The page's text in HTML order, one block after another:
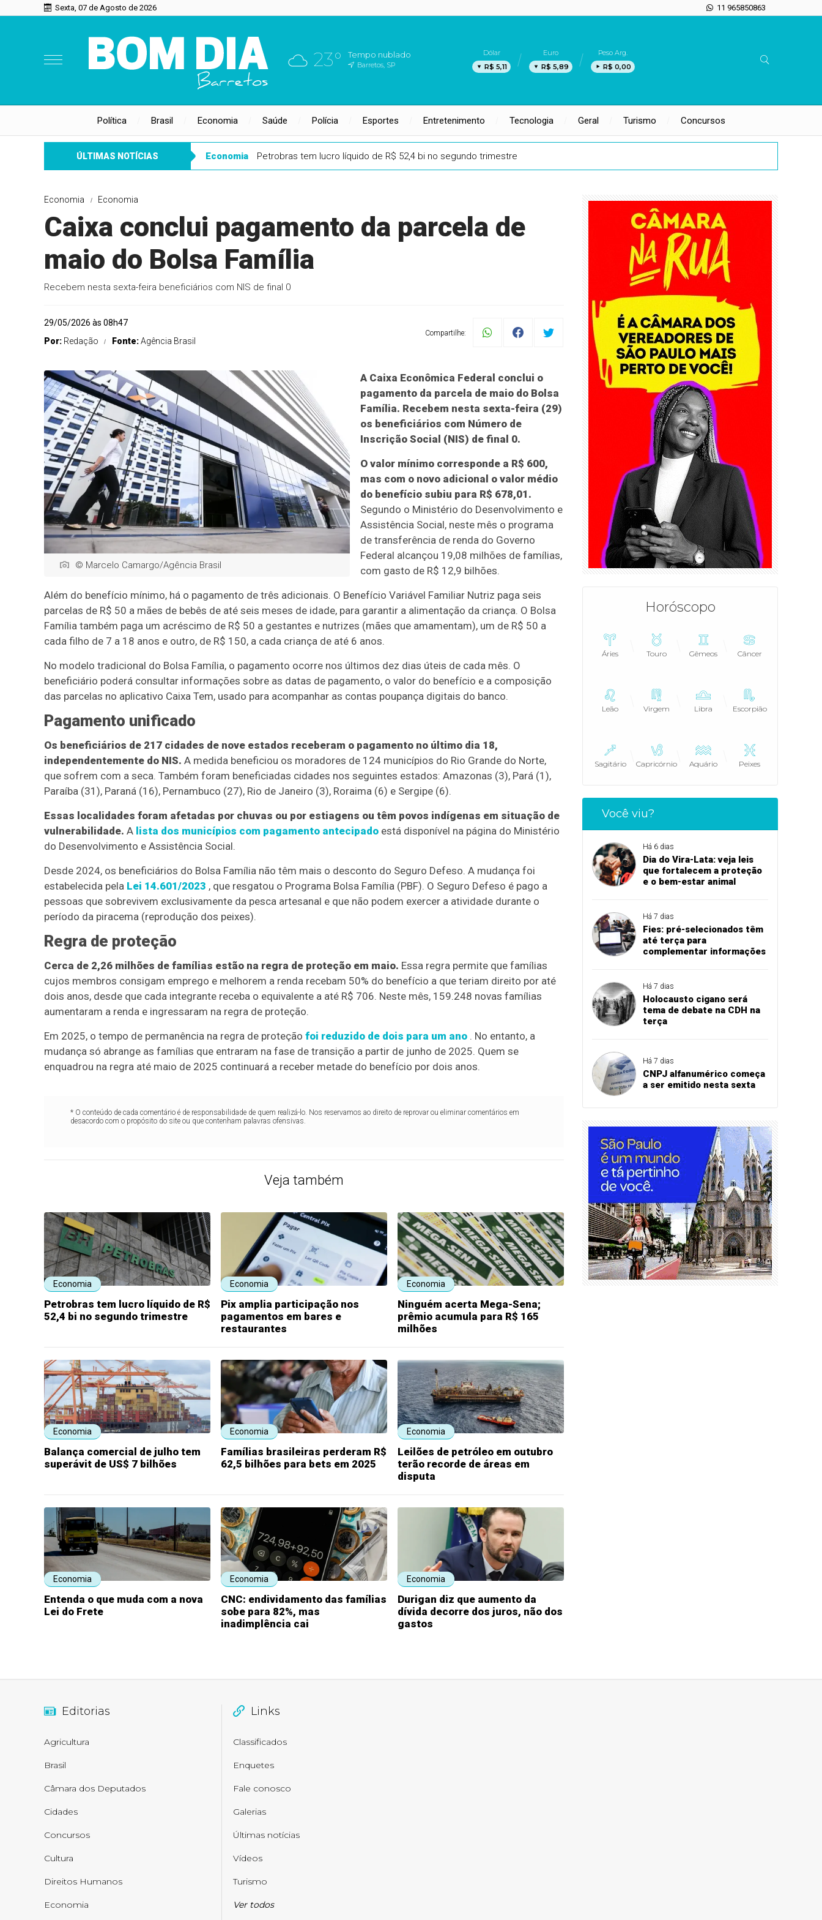
Sexta, 07 de Agosto de 2026 11 965850863
23° Tempo nublado
Barretos, SP
Dólar
R$ 5,11
Euro
R$ 5,89
Peso Arg.
R$ 0,00
Política Brasil Economia Saúde Polícia Esportes Entretenimento Tecnologia Geral Turismo Concursos
ÚLTIMAS NOTÍCIAS Economia Petrobras tem lucro líquido de R$ 52,4 bi no segundo trimestre
Economia Economia
Caixa conclui pagamento da parcela de
maio do Bolsa Família
Recebem nesta sexta-feira beneficiários com NIS de final 0
29/05/2026 às 08h47
Por: Redação Fonte:Agência Brasil
Compartilhe:
© Marcelo Camargo/Agência Brasil
A Caixa Econômica Federal conclui o
pagamento da parcela de maio do Bolsa
Família. Recebem nesta sexta-feira (29)
os beneficiários com Número de
Inscrição Social (NIS) de final 0.
O valor mínimo corresponde a R$ 600,
mas com o novo adicional o valor médio
do benefício subiu para R$ 678,01.
Segundo o Ministério do Desenvolvimento e
Assistência Social, neste mês o programa
de transferência de renda do Governo
Federal alcançou 19,08 milhões de famílias,
com gasto de R$ 12,9 bilhões.
Além do benefício mínimo, há o pagamento de três adicionais. O Benefício Variável Familiar Nutriz paga seis
parcelas de R$ 50 a mães de bebês de até seis meses de idade, para garantir a alimentação da criança. O Bolsa
Família também paga um acréscimo de R$ 50 a gestantes e nutrizes (mães que amamentam), um de R$ 50 a
cada filho de 7 a 18 anos e outro, de R$ 150, a cada criança de até 6 anos.
No modelo tradicional do Bolsa Família, o pagamento ocorre nos últimos dez dias úteis de cada mês. O
beneficiário poderá consultar informações sobre as datas de pagamento, o valor do benefício e a composição
das parcelas no aplicativo Caixa Tem, usado para acompanhar as contas poupança digitais do banco.
Pagamento unificado
Os beneficiários de 217 cidades de nove estados receberam o pagamento no último dia 18,
independentemente do NIS. A medida beneficiou os moradores de 124 municípios do Rio Grande do Norte,
que sofrem com a seca. Também foram beneficiadas cidades nos seguintes estados: Amazonas (3), Pará (1),
Paraíba (31), Paraná (16), Pernambuco (27), Rio de Janeiro (3), Roraima (6) e Sergipe (6).
Essas localidades foram afetadas por chuvas ou por estiagens ou têm povos indígenas em situação de
vulnerabilidade. A lista dos municípios com pagamento antecipado está disponível na página do Ministério
do Desenvolvimento e Assistência Social.
Desde 2024, os beneficiários do Bolsa Família não têm mais o desconto do Seguro Defeso. A mudança foi
estabelecida pela Lei 14.601/2023 , que resgatou o Programa Bolsa Família (PBF). O Seguro Defeso é pago a
pessoas que sobrevivem exclusivamente da pesca artesanal e que não podem exercer a atividade durante o
período da piracema (reprodução dos peixes).
Regra de proteção
Cerca de 2,26 milhões de famílias estão na regra de proteção em maio. Essa regra permite que famílias
cujos membros consigam emprego e melhorem a renda recebam 50% do benefício a que teriam direito por até
dois anos, desde que cada integrante receba o equivalente a até R$ 706. Neste mês, 159.248 novas famílias
aumentaram a renda e ingressaram na regra de proteção.
Em 2025, o tempo de permanência na regra de proteção foi reduzido de dois para um ano . No entanto, a
mudança só abrange as famílias que entraram na fase de transição a partir de junho de 2025. Quem se
enquadrou na regra até maio de 2025 continuará a receber metade do benefício por dois anos.
* O conteúdo de cada comentário é de responsabilidade de quem realizá-lo. Nos reservamos ao direito de reprovar ou eliminar comentários em
desacordo com o propósito do site ou que contenham palavras ofensivas.
Veja também
Economia
Petrobras tem lucro líquido de R$
52,4 bi no segundo trimestre
Economia
Pix amplia participação nos
pagamentos em bares e
restaurantes
Economia
Ninguém acerta Mega-Sena;
prêmio acumula para R$ 165
milhões
Economia
Balança comercial de julho tem
superávit de US$ 7 bilhões
Economia
Famílias brasileiras perderam R$
62,5 bilhões para bets em 2025
Economia
Leilões de petróleo em outubro
terão recorde de áreas em
disputa
Economia
Entenda o que muda com a nova
Lei do Frete
Economia
CNC: endividamento das famílias
sobe para 82%, mas
inadimplência cai
Economia
Durigan diz que aumento da
dívida decorre dos juros, não dos
gastos
Horóscopo
Áries Touro Gêmeos Câncer
Leão Virgem Libra Escorpião
Sagitário Capricórnio Aquário Peixes
Você viu?
Há 6 dias
Dia do Vira-Lata: veja leis
que fortalecem a proteção
e o bem-estar animal
Há 7 dias
Fies: pré-selecionados têm
até terça para
complementar informações
Há 7 dias
Holocausto cigano será
tema de debate na CDH na
terça
Há 7 dias
CNPJ alfanumérico começa
a ser emitido nesta sexta
Editorias
Agricultura
Brasil
Câmara dos Deputados
Cidades
Concursos
Cultura
Direitos Humanos
Economia
Links
Classificados
Enquetes
Fale conosco
Galerias
Últimas notícias
Vídeos
Turismo
Ver todos